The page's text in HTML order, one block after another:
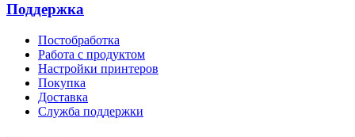
Поддержка
Постобработка
Работа с продуктом
Настройки принтеров
Покупка
Доставка
Служба поддержки